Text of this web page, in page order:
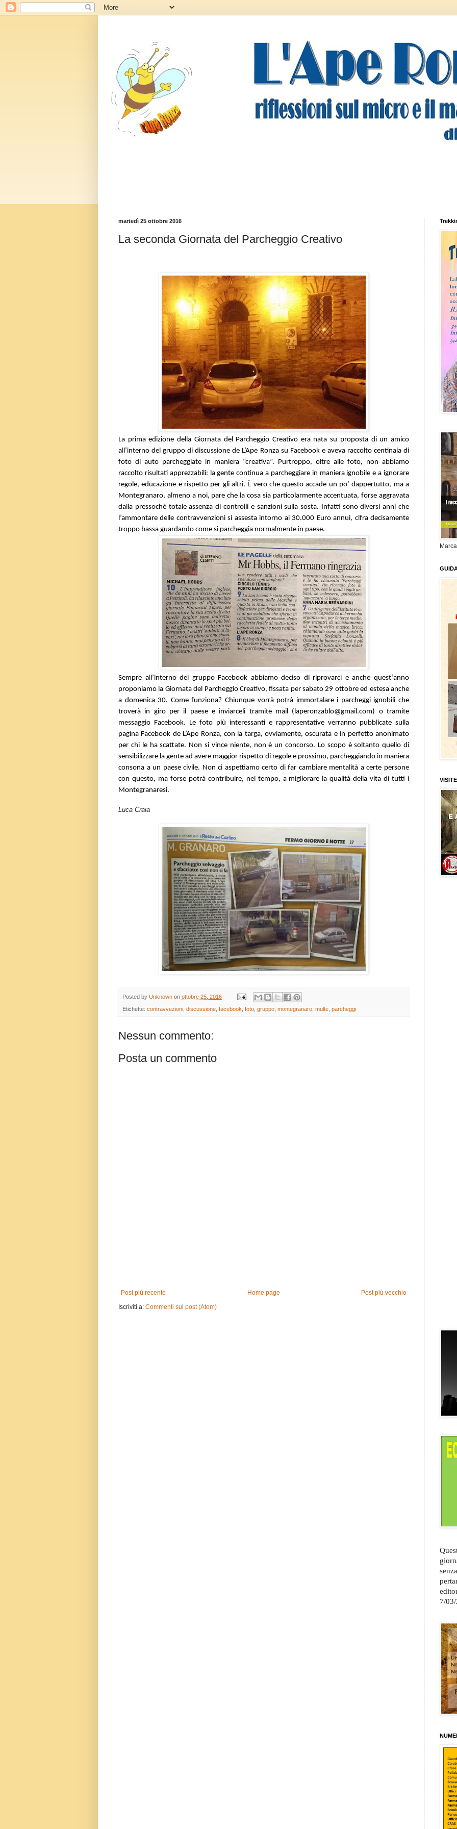
martedì 25 ottobre 2016
La seconda Giornata del Parcheggio Creativo
La prima edizione della Giornata del Parcheggio Creativo era nata su proposta di un amico
all’interno del gruppo di discussione de L’Ape Ronza su Facebook e aveva raccolto centinaia di
foto di auto parcheggiate in maniera “creativa”. Purtroppo, oltre alle foto, non abbiamo
raccolto risultati apprezzabili: la gente continua a parcheggiare in maniera ignobile e a ignorare
regole, educazione e rispetto per gli altri. È vero che questo accade un po’ dappertutto, ma a
Montegranaro, almeno a noi, pare che la cosa sia particolarmente accentuata, forse aggravata
dalla pressochè totale assenza di controlli e sanzioni sulla sosta. Infatti sono diversi anni che
l’ammontare delle contravvenzioni si assesta intorno ai 30.000 Euro annui, cifra decisamente
troppo bassa guardando come si parcheggia normalmente in paese.
Sempre all’interno del gruppo Facebook abbiamo deciso di riprovarci e anche quest’anno
proponiamo la Giornata del Parcheggio Creativo, fissata per sabato 29 ottobre ed estesa anche
a domenica 30. Come funziona? Chiunque vorrà potrà immortalare i parcheggi ignobili che
troverà in giro per il paese e inviarceli tramite mail (laperonzablo@gmail.com) o tramite
messaggio Facebook. Le foto più interessanti e rappresentative verranno pubblicate sulla
pagina Facebook de L’Ape Ronza, con la targa, ovviamente, oscurata e in perfetto anonimato
per chi le ha scattate. Non si vince niente, non è un concorso. Lo scopo è soltanto quello di
sensibilizzare la gente ad avere maggior rispetto di regole e prossimo, parcheggiando in maniera
consona a un paese civile. Non ci aspettiamo certo di far cambiare mentalità a certe persone
con questo, ma forse potrà contribuire, nel tempo, a migliorare la qualità della vita di tutti i
Montegranaresi.
Luca Craia
Posted by Unknown on ottobre 25, 2016
Etichette: contravvezioni discussione facebook foto gruppo montegranaro multe parcheggi
Nessun commento:
Posta un commento
Post più recente Post più vecchio
Home page
Iscriviti a: Commenti sul post (Atom)
Marca
VISITE
7/